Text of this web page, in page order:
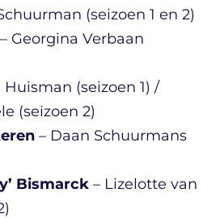
(seizoen 1 en 2)
– Georgina Verbaan
(seizoen 1) /
(seizoen 2)
– Daan Schuurmans
Bismarck – Lizelotte van